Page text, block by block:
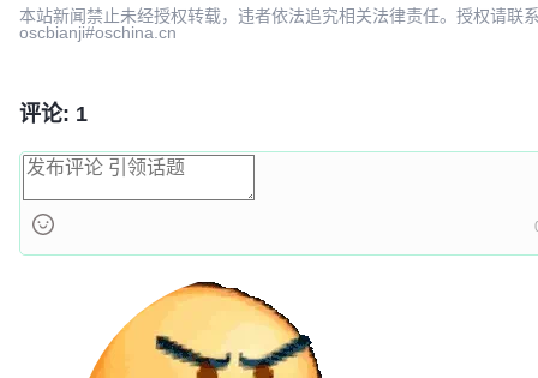
本站新闻禁止未经授权转载，违者依法追究相关法律责任。授权请联
oscbianji#oschina.cn
评论: 1